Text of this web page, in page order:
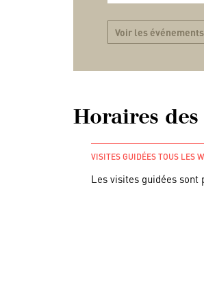
Voir les
Horaires
VISITES GUIDÉES TOUS LES
Les visites guidées sont